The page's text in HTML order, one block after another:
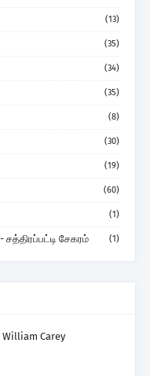
(13)
(35)
(34)
(35)
(8)
(30)
(19)
(60)
(1)
சேகரம் (1)
William Carey